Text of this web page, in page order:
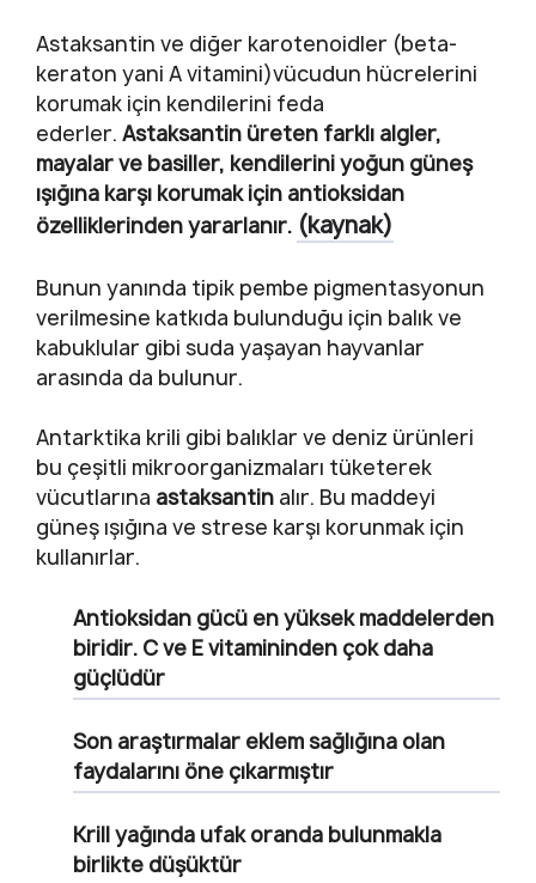
Astaksantin ve diğer karotenoidler (beta-
keraton yani A vitamini)vücudun hücrelerini
korumak için kendilerini feda
ederler. Astaksantin üreten farklı algler,
mayalar ve basiller, kendilerini yoğun güneş
ışığına karşı korumak için antioksidan
özelliklerinden yararlanır. (kaynak)
Bunun yanında tipik pembe pigmentasyonun
verilmesine katkıda bulunduğu için balık ve
kabuklular gibi suda yaşayan hayvanlar
arasında da bulunur.
Antarktika krili gibi balıklar ve deniz ürünleri
bu çeşitli mikroorganizmaları tüketerek
vücutlarına astaksantin alır. Bu maddeyi
güneş ışığına ve strese karşı korunmak için
kullanırlar.
Antioksidan gücü en yüksek maddelerden
biridir. C ve E vitamininden çok daha
güçlüdür
Son araştırmalar eklem sağlığına olan
faydalarını öne çıkarmıştır
Krill yağında ufak oranda bulunmakla
birlikte düşüktür